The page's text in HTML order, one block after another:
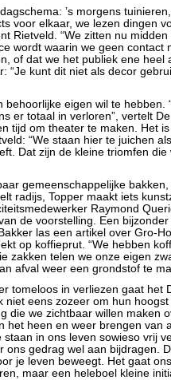
’s morgens
voor elkaar, we lezen dingen
Rietveld. “We zitten nu
wordt waarin we geen contact
of dat we het publiek ene heel
“Je kunt dit niet als decor
behoorlijke eigen wil te hebben.
er totaal in verloren”, vertelt
tijd om theater te maken. Het
“We staan hier te juichen
Dat zijn de kleine triomfen
gemeenschappelijke
radijs, Topper maakt iets
Raymond
de voorstelling. Een
las een artikel over Gro-
op koffieprut. “We hebben
zakken telen we onze eigen
afval weer een grondstof te
tomeloos in verliezen gaat het
niet eens zozeer om hun
die we zichtbaar willen maken
het heen en weer brengen van
in ons leven sowieso vrij
ons gedrag wel aan bijdragen.
je leven beweegt. Het gaat
maar een heleboel kleine